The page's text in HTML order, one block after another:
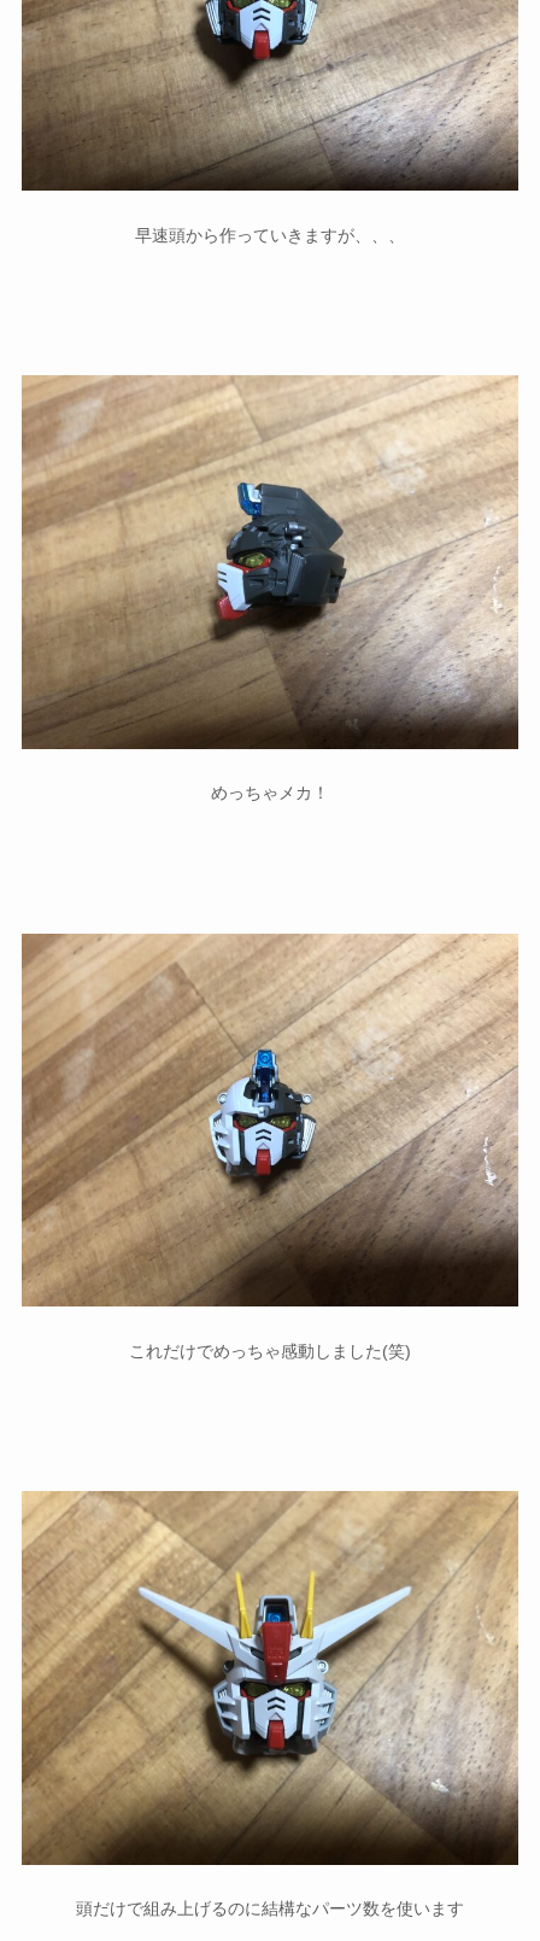
早速頭から作っていきますが、、、
めっちゃメカ！
これだけでめっちゃ感動しました(笑)
頭だけで組み上げるのに結構なパーツ数を使います